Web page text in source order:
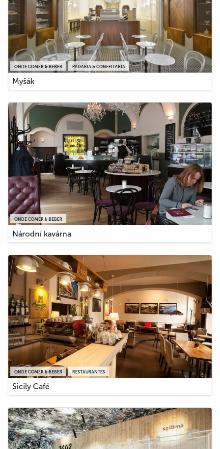
ONDE COMER & BEBER PADARIA & CONFEITARIA
Myšák
ONDE COMER & BEBER
Národní kavárna
ONDE COMER & BEBER RESTAURANTES
Sicily Café